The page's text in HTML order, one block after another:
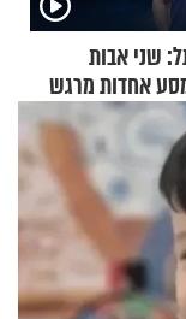
שני אבות
אחדות מרגש